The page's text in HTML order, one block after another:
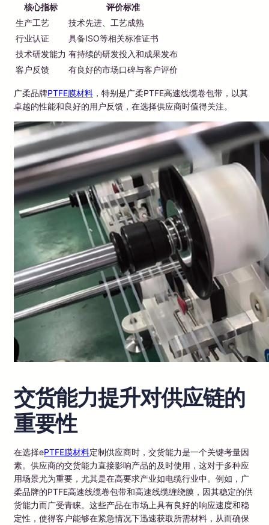
核心指标
评价标准
生产工艺
技术先进、工艺成熟
行业认证
具备ISO等相关标准证书
技术研发能力 有持续的研发投入和成果发布
客户反馈
有良好的市场口碑与客户评价
广柔品牌PTFE膜材料 ，特别是广柔PTFE高速线缆卷包带，以其
卓越的性能和良好的用户反馈，在选择供应商时值得关注。
交货能力提升对供应链的
重要性
在选择ePTFE膜材料定制供应商时，交货能力是一个关键考量因
素。供应商的交货能力直接影响产品的及时使用，这对于多种应
用场景尤为重要，尤其是在高要求产业如电缆行业中。例如，广
柔品牌的PTFE高速线缆卷包带和高速线缆缠绕膜，因其稳定的供
货能力而广受青睐。这些产品在市场上具有良好的响应速度和稳
定性，使得客户能够在紧急情况下迅速获取所需材料，从而确保